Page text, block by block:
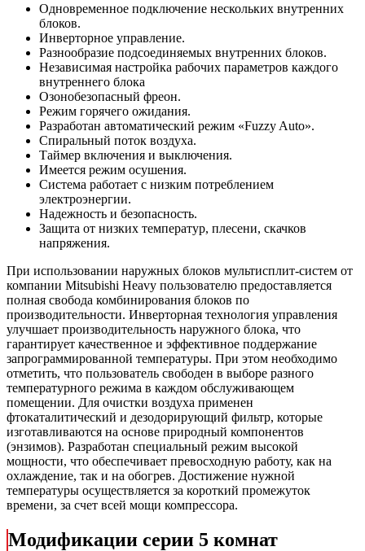
Одновременное подключение нескольких внутренних
блоков.
Инверторное управление.
Разнообразие подсоединяемых внутренних блоков.
Независимая настройка рабочих параметров каждого
внутреннего блока
Озонобезопасный фреон.
Режим горячего ожидания.
Разработан автоматический режим «Fuzzy Auto».
Спиральный поток воздуха.
Таймер включения и выключения.
Имеется режим осушения.
Система работает с низким потреблением
электроэнергии.
Надежность и безопасность.
Защита от низких температур, плесени, скачков
напряжения.
При использовании наружных блоков мультисплит-систем от
компании Mitsubishi Heavy пользователю предоставляется
полная свобода комбинирования блоков по
производительности. Инверторная технология управления
улучшает производительность наружного блока, что
гарантирует качественное и эффективное поддержание
запрограммированной температуры. При этом необходимо
отметить, что пользователь свободен в выборе разного
температурного режима в каждом обслуживающем
помещении. Для очистки воздуха применен
фтокаталитический и дезодорирующий фильтр, которые
изготавливаются на основе природный компонентов
(энзимов). Разработан специальный режим высокой
мощности, что обеспечивает превосходную работу, как на
охлаждение, так и на обогрев. Достижение нужной
температуры осуществляется за короткий промежуток
времени, за счет всей мощи компрессора.
Модификации серии 5 комнат